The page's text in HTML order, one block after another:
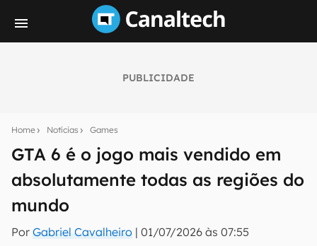
PUBLICIDADE
Home Notícias Games
GTA 6 é o jogo mais vendido em
absolutamente todas as regiões do
mundo
Por Gabriel Cavalheiro | 01/07/2026 às 07:55
notícias e reviews sobre tecnologia em primeira
mão.
E-mail
inscreva-se